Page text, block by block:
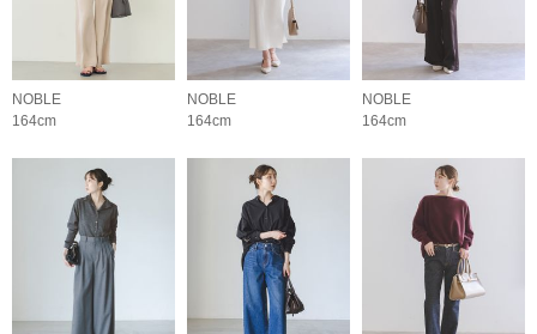
NOBLE
164cm
NOBLE
164cm
NOBLE
164cm